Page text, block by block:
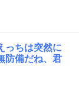
っちは突然に
防備だね、君